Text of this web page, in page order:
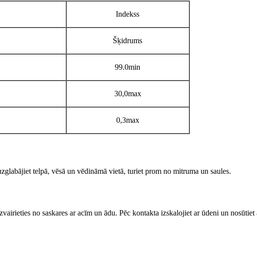
Indekss
Šķidrums
99.0min
30,0max
0,3max
telpā, vēsā un vēdināmā vietā, turiet prom no mitruma un saules.
no saskares ar acīm un ādu. Pēc kontakta izskalojiet ar ūdeni un nosūtiet